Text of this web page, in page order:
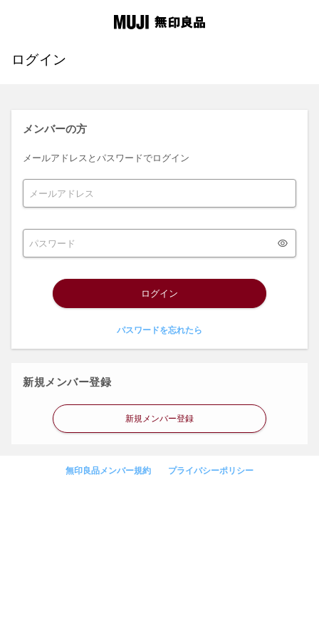
ログイン
メンバーの方
メールアドレスとパスワードでログイン
ログイン
パスワードを忘れたら
新規メンバー登録
新規メンバー登録
無印良品メンバー規約 プライバシーポリシー